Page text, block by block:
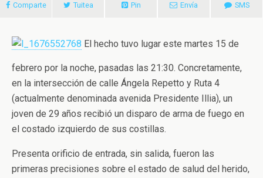
Comparte Tuitea Pin Envía SMS
El hecho tuvo lugar este martes 15 de
febrero por la noche, pasadas las 21:30. Concretamente,
en la intersección de calle Ángela Repetto y Ruta 4
(actualmente denominada avenida Presidente Illia), un
joven de 29 años recibió un disparo de arma de fuego en
el costado izquierdo de sus costillas.
Presenta orificio de entrada, sin salida, fueron las
primeras precisiones sobre el estado de salud del herido,